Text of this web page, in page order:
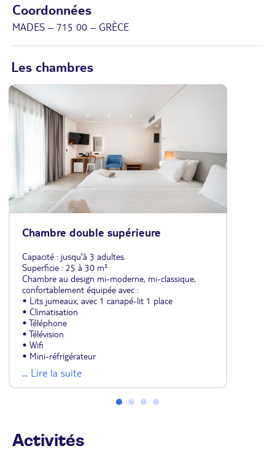
Coordonnées
MADES – 715 00 – GRÈCE
Les chambres
Chambre double supérieure
Capacité : jusqu'à 3 adultes.
Superficie : 25 à 30 m²
Chambre au design mi-moderne, mi-classique,
confortablement équipée avec :
• Lits jumeaux, avec 1 canapé-lit 1 place
• Climatisation
• Téléphone
• Télévision
• Wifi
• Mini-réfrigérateur
• Coffre-fort
• Salle de bains avec douche
• Sèche-cheveux
... Lire la suite
Activités